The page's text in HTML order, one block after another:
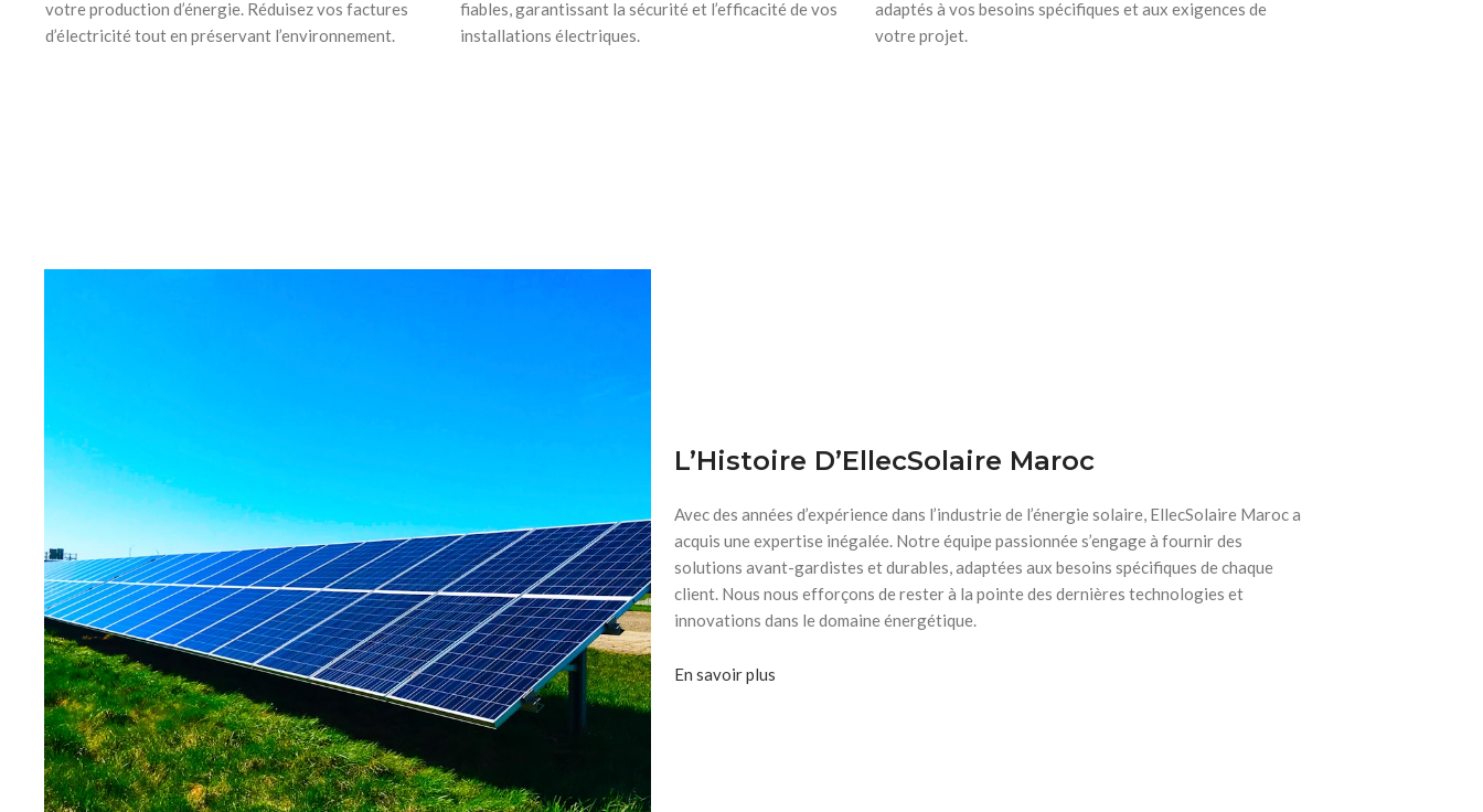
votre production d’énergie. Réduisez vos factures
d’électricité tout en préservant l’environnement.
fiables, garantissant la sécurité et l’efficacité de vos
installations électriques.
adaptés à vos besoins spécifiques et aux exigences de
votre projet.
L’Histoire D’EllecSolaire Maroc
Avec des années d’expérience dans l’industrie de l’énergie solaire, EllecSolaire Maroc a
acquis une expertise inégalée. Notre équipe passionnée s’engage à fournir des
solutions avant-gardistes et durables, adaptées aux besoins spécifiques de chaque
client. Nous nous efforçons de rester à la pointe des dernières technologies et
innovations dans le domaine énergétique.
En savoir plus